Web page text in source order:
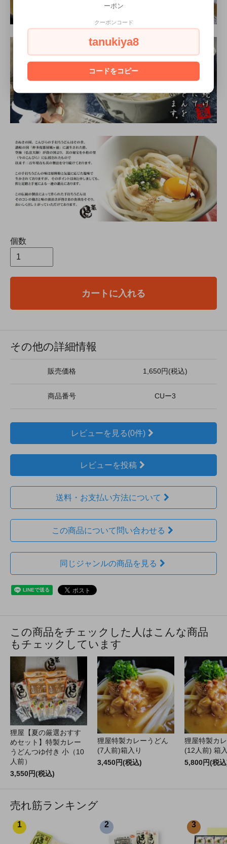
個数
カートに入れる
その他の詳細情報
販売価格 1,650円(税込)
商品番号 CUー3
レビューを見る(0件)
レビューを投稿
送料・お支払い方法について
この商品について問い合わせる
同じジャンルの商品を見る
この商品をチェックした人はこんな商品
もチェックしています
狸屋【夏の厳選おすす
めセット】特製カレー
うどんつゆ付き 小（10
人前）
3,550円(税込)
狸屋特製カレーうどん
(7人前)箱入り
3,450円(税込)
狸屋特製カ
(12人前) 箱
5,800円(税
売れ筋ランキング
1 2 3
ーポン
クーポンコード
tanukiya8
コードをコピー